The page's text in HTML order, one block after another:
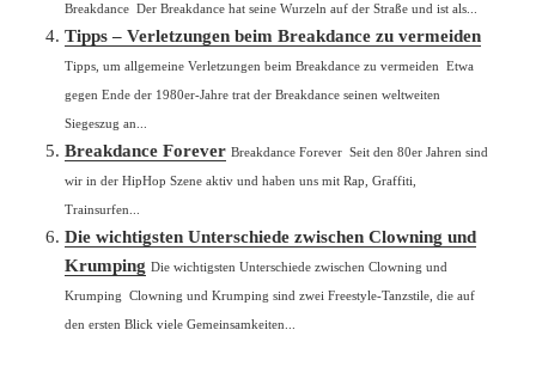
Breakdance Der Breakdance hat seine Wurzeln auf der Straße und ist als...
Tipps – Verletzungen beim Breakdance zu vermeiden
Tipps, um allgemeine Verletzungen beim Breakdance zu vermeiden Etwa
gegen Ende der 1980er-Jahre trat der Breakdance seinen weltweiten
Siegeszug an...
Breakdance Forever Breakdance Forever Seit den 80er Jahren sind
wir in der HipHop Szene aktiv und haben uns mit Rap, Graffiti,
Trainsurfen...
Die wichtigsten Unterschiede zwischen Clowning und
Krumping Die wichtigsten Unterschiede zwischen Clowning und
Krumping Clowning und Krumping sind zwei Freestyle-Tanzstile, die auf
den ersten Blick viele Gemeinsamkeiten...